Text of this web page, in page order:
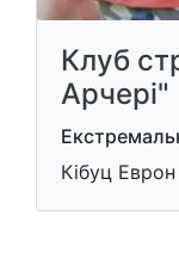
Клуб
Арчері"
Кібуц Еврон